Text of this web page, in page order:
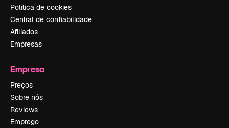
Política de cookies
Central de confiabilidade
Afiliados
Empresas
Empresa
Preços
Sobre nós
Reviews
Emprego